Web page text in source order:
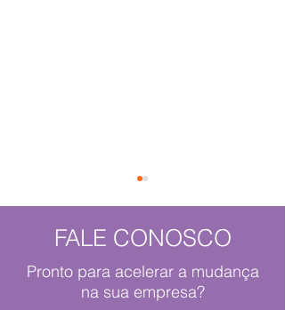
FALE CONOSCO
Pronto para acelerar a mudança
na sua empresa?